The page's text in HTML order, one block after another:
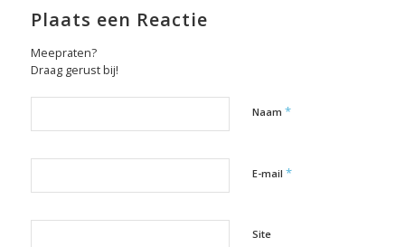
Plaats een Reactie
Meepraten?
Draag gerust bij!
Naam *
E-mail *
Site